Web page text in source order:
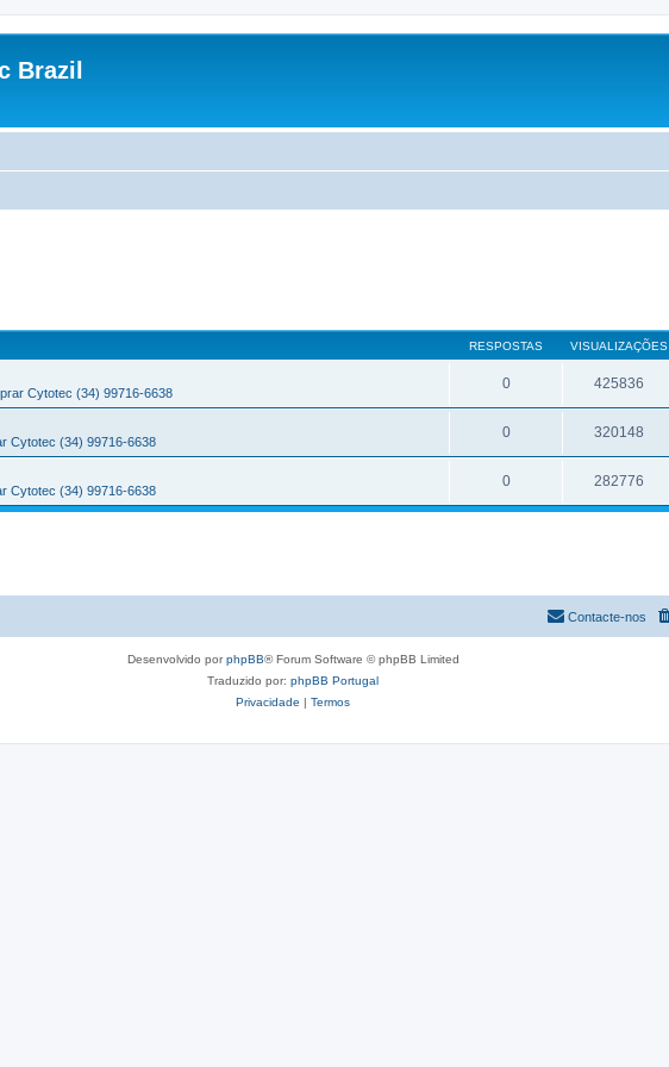
Brazil
RESPOSTAS VISUALIZAÇÕES
Cytotec (34) 99716-6638
0 425836
Cytotec (34) 99716-6638
0 320148
Cytotec (34) 99716-6638
0 282776
Contacte-nos
Desenvolvido porphpBB® Forum Software © phpBB Limited
Traduzido por: phpBB Portugal
Privacidade | Termos